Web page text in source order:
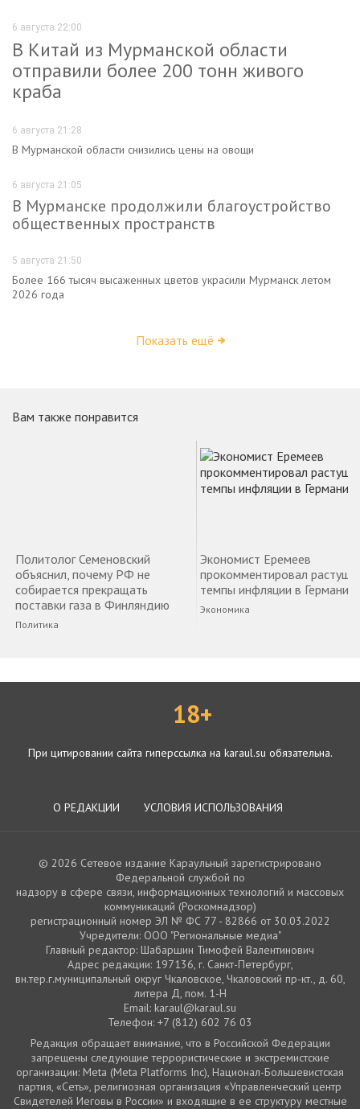
6 августа 22:00
В Китай из Мурманской области
отправили более 200 тонн живого
краба
6 августа 21:28
В Мурманской области снизились цены на овощи
6 августа 21:05
В Мурманске продолжили благоустройство
общественных пространств
5 августа 21:50
Более 166 тысяч высаженных цветов украсили Мурманск летом
2026 года
Показать ещё
Вам также понравится
Политолог Семеновский
объяснил, почему РФ не
собирается прекращать
поставки газа в Финляндию
Политика
Экономист Еремеев
прокомментировал
темпы инфляции в Германии
Экономика
18+
При цитировании сайта гиперссылка на karaul.su обязательна.
О РЕДАКЦИИ УСЛОВИЯ ИСПОЛЬЗОВАНИЯ
© 2026 Сетевое издание Караульный зарегистрировано
Федеральной службой по
надзору в сфере связи, информационных технологий и массовых
коммуникаций (Роскомнадзор)
регистрационный номер ЭЛ № ФС 77 - 82866 от 30.03.2022
Учредители: ООО "Региональные медиа"
Главный редактор: Шабаршин Тимофей Валентинович
Адрес редакции: 197136, г. Санкт-Петербург,
вн.тер.г.муниципальный округ Чкаловское, Чкаловский пр-кт., д. 60,
литера Д, пом. 1-Н
Email: karaul@karaul.su
Телефон: +7 (812) 602 76 03
Редакция обращает внимание, что в Российской Федерации
запрещены следующие террористические и экстремистские
организации: Meta (Meta Platforms Inc), Национал-Большевистская
партия, «Сеть», религиозная организация «Управленческий центр
Свидетелей Иеговы в России» и входящие в ее структуру местные